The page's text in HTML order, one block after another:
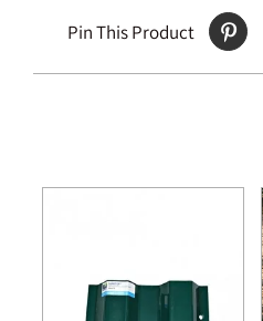
Pin This Product